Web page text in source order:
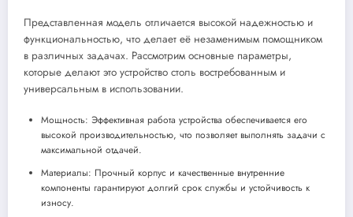
Представленная модель отличается высокой надежностью и
функциональностью, что делает её незаменимым помощником
в различных задачах. Рассмотрим основные параметры,
которые делают это устройство столь востребованным и
универсальным в использовании.
Мощность: Эффективная работа устройства обеспечивается его
высокой производительностью, что позволяет выполнять задачи с
максимальной отдачей.
Материалы: Прочный корпус и качественные внутренние
компоненты гарантируют долгий срок службы и устойчивость к
износу.